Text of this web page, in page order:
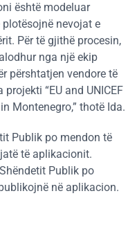
është modeluar
nevojat e
Për të gjithë procesin,
nga një ekip
përshtatjen vendore të
“EU and UNICEF
Montenegro,” thotë Ida.
Publik po mendon të
të aplikacionit.
Publik po
në aplikacion.